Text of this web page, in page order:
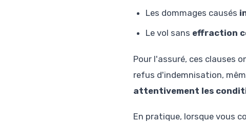
Les dommages causés
Le vol sans effraction
Pour l'assuré, ces clauses
refus d'indemnisation,
attentivement les
En pratique, lorsque vous